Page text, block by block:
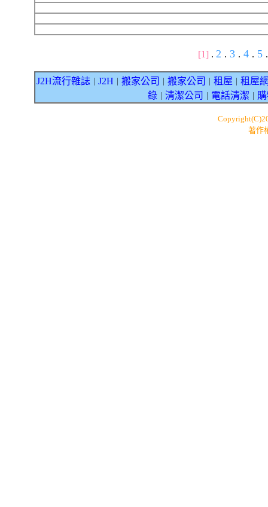
[1] . 2 . 3 . 4 . 5 .
J2H流行雜誌 J2H 搬家公司 搬家公司 租屋
租屋
錄｜ 清潔公司 電話清潔
著作